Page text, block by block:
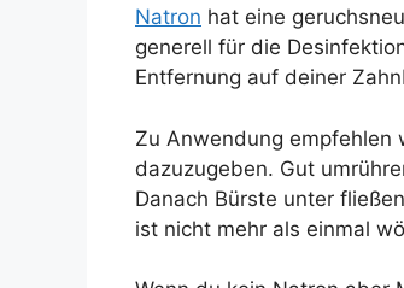
Natron hat eine
generell für die
Entfernung auf deiner
Zu Anwendung empfehlen
dazuzugeben. Gut
Danach Bürste unter
ist nicht mehr als einmal